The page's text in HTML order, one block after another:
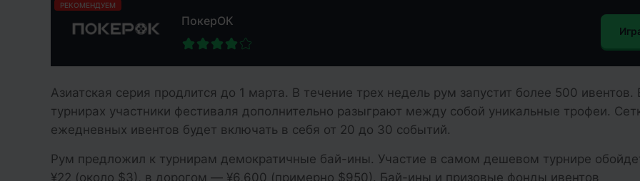
РЕКОМЕНДУЕМ
ПокерОК
Азиатская серия продлится до 1 марта. В течение трех недель рум запустит более 500 ивентов.
турнирах участники фестиваля дополнительно разыграют между собой уникальные трофеи.
ежедневных ивентов будет включать в себя от 20 до 30 событий.
Рум предложил к турнирам демократичные бай-ины. Участие в самом дешевом турнире
¥22 (около $3), в дорогом ― ¥6,600 (примерно $950). Бай-ины и призовые фонды ивентов